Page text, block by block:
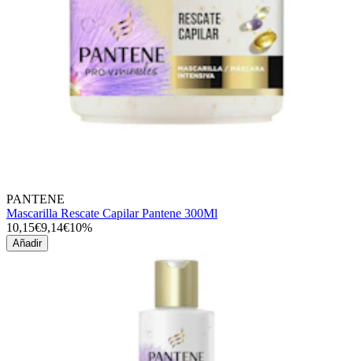
PANTENE
Mascarilla Rescate Capilar Pantene 300Ml
10,15€9,14€10%
Añadir